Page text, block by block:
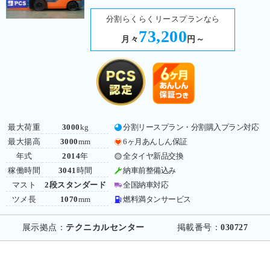
分割らくらくリースプランなら
月々 73,200 円～
最大荷重
最大揚高
年式
稼働時間
マスト
ツメ長
3000kg
3000mm
2014年
3041 時間
2段スタンダード
1070mm
分割リースプラン・分割購入プラン対応
6ヶ月あんしん保証
全タイヤ新品交換
納車前整備込み
全国納車対応
燃料満タンサービス
展示拠点： テクニカルセンター 掲載番号：030727